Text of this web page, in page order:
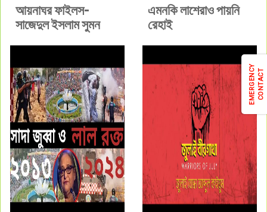
EMERGENCYCONTACT
আয়নাঘর ফাইলস-
সাজেদুল ইসলাম সুমন
এমনকি লাশেরাও পায়নি
রেহাই